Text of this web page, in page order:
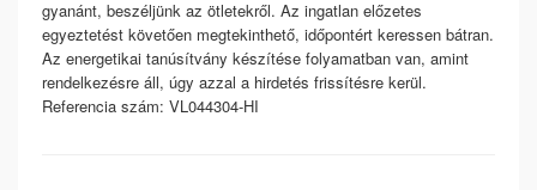
gyanánt, beszéljünk az ötletekről. Az ingatlan előzetes
egyeztetést követően megtekinthető, időpontért keressen bátran.
Az energetikai tanúsítvány készítése folyamatban van, amint
rendelkezésre áll, úgy azzal a hirdetés frissítésre kerül.
Referencia szám: VL044304-HI